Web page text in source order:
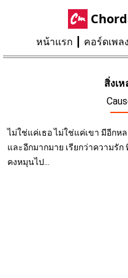
หน้าแรก คอร์ดเพลง
สิ่งเ
ไม่ใช่แค่เธอ ไม่ใช่แค่เขา มีอีกห
และอีกมากมาย เรียกว่าความรั
คงหมุนไป...